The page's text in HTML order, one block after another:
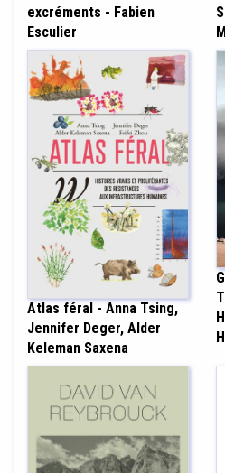
excréments - Fabien
Esculier
Atlas féral - Anna Tsing,
Jennifer Deger, Alder
Keleman Saxena